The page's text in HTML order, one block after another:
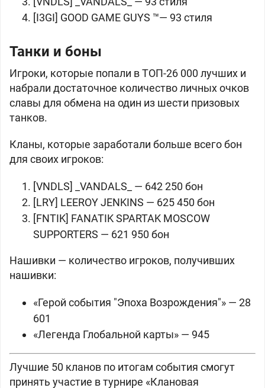
[I3GI] GOOD GAME GUYS ™— 93 стиля
Танки и боны
Игроки, которые попали в ТОП-26 000 лучших и
набрали достаточное количество личных очков
славы для обмена на один из шести призовых
танков.
Кланы, которые заработали больше всегобон
для своих игроков:
[VNDLS] _VANDALS_ — 642 250 бон
[LRY] LEEROY JENKINS — 625 450 бон
[FNTIK] FANATIK SPARTAK MOSCOW
SUPPORTERS — 621 950 бон
Нашивки — количество игроков, получивших
нашивки:
«Герой события "Эпоха Возрождения"» — 28
601
«Легенда Глобальной карты» — 945
Лучшие 50 кланов по итогам события смогут
принять участие в турнире «Клановая